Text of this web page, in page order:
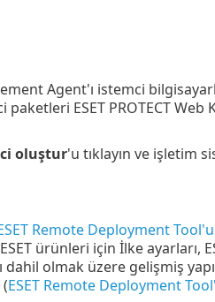
Agent'ı istemci
ESET PROTECT
oluştur'u tıklayın ve işletim
Remote Deployment
ürünleri için İlke ayarları,
dahil olmak üzere gelişmiş
ESET Remote Deployment